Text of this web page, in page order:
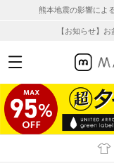
熊本地震の影響によ
【お知らせ】